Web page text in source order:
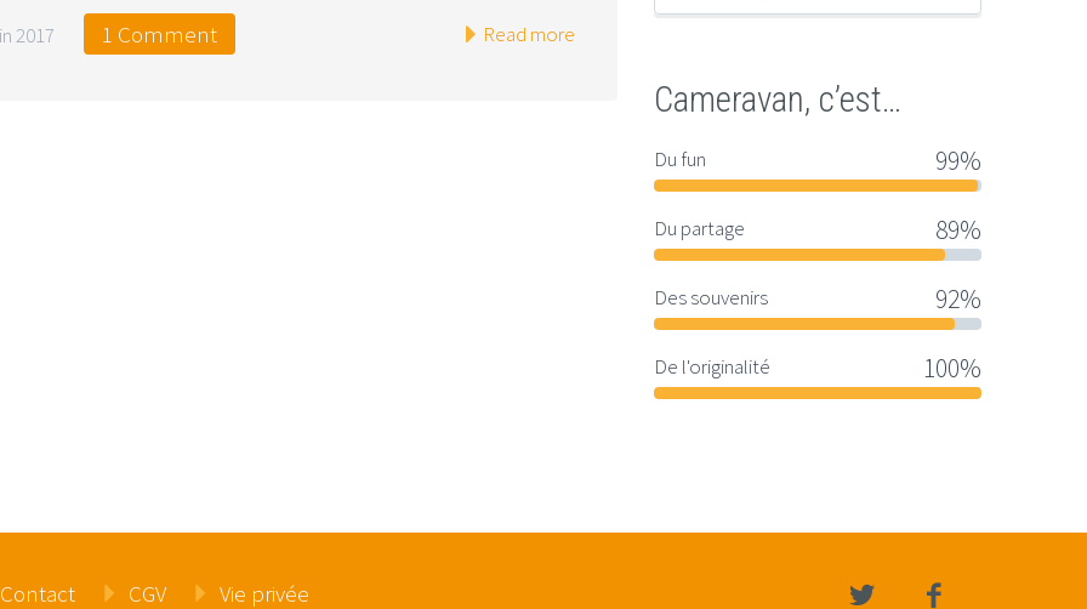
2017 1 Comment Read more
Cameravan, c’est…
Du fun 99%
Du partage 89%
Des souvenirs 92%
De l'originalité 100%
Contact CGV Vie privée